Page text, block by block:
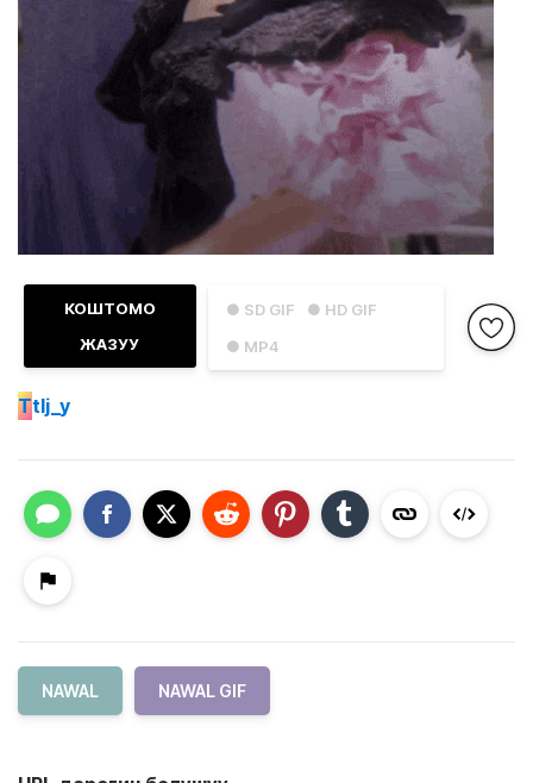
● SD GIF
● HD GIF
● MP4
КОШТОМО
ЖАЗУУ
Ttlj_y
NAWAL NAWAL GIF